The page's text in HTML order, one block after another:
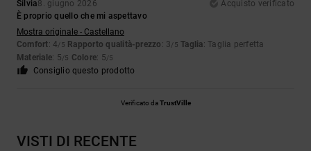
Sílvia8. giugno 2026
Acquisto verificato
È proprio quello che mi aspettavo
Mostra originale - Castellano
Comfort: 4/5 Rapporto qualità-prezzo : 3/5 Taglia: Taglia perfetta
Materiale: 5/5 Colore: 5/5
Consiglio questo prodotto
Verificato daTrustVille
VISTI DI RECENTE